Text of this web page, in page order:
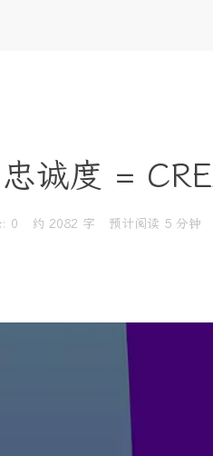
诚度 =
0 约 2082 字 预计阅读 5 分钟